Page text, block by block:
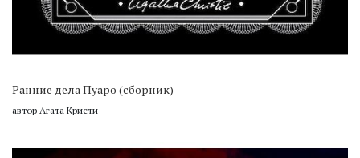
Ранние дела Пуаро (сборник)
автор Агата Кристи